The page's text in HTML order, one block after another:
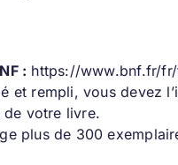
: https://www.bnf.fr/
et rempli, vous devez
de votre livre.
plus de 300